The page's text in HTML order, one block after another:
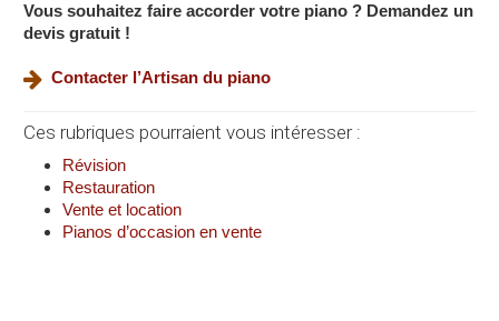
Vous souhaitez faire accorder votre piano ? Demandez un
devis gratuit !
Contacter l’Artisan du piano
Ces rubriques pourraient vous intéresser :
Révision
Restauration
Vente et location
Pianos d’occasion en vente